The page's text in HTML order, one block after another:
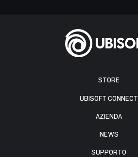
STORE
UBISOFT CONNECT
AZIENDA
NEWS
SUPPORTO